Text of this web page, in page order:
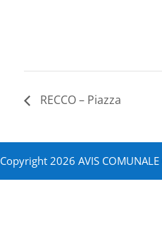
RECCO – Piazza
Copyright 2026 AVIS